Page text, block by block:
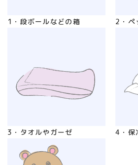
1・段ボールなどの箱 2・ペ
3・タオルやガーゼ 4・保